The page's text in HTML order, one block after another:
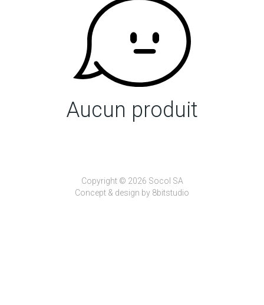
Aucun produit
Copyright © 2026 Socol SA
Concept & design by 8bitstudio